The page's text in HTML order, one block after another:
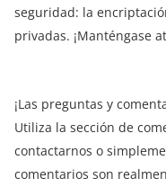
seguridad: la
privadas. ¡Manténgase
¡Las preguntas y
Utiliza la sección de
contactarnos o
comentarios son